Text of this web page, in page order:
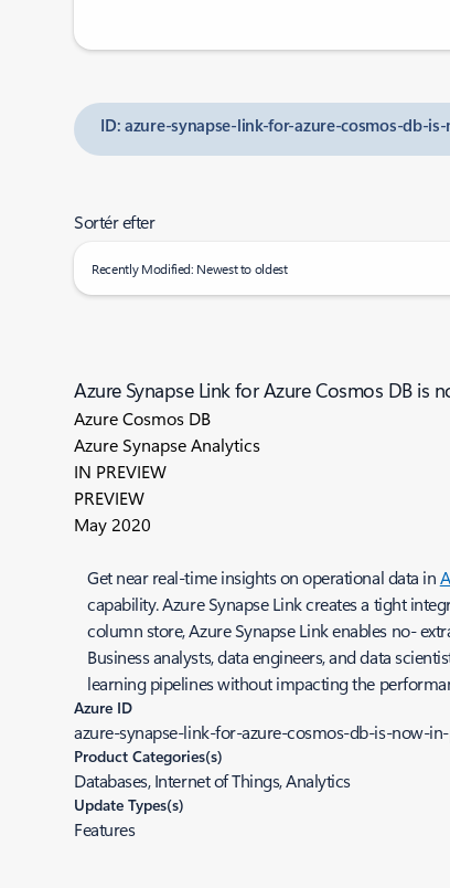
ID: azure-synapse-link-for-azure-cosmos-db-
Sortér efter
Recently Modified: Newest to oldest
Azure Synapse Link for Azure Cosmos DB is
Azure Cosmos DB
Azure Synapse Analytics
IN PREVIEW
PREVIEW
May 2020
Get near real-time insights on operational data in
capability. Azure Synapse Link creates a tight
column store, Azure Synapse Link enables no-
Business analysts, data engineers, and data
learning pipelines without impacting the
Azure ID
azure-synapse-link-for-azure-cosmos-db-is-now-
Product Categories(s)
Databases, Internet of Things, Analytics
Update Types(s)
Features